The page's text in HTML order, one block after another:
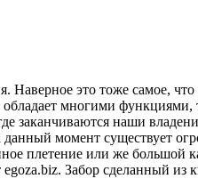
Наверное это тоже самое, что
многими функциями,
заканчиваются наши
данный момент существует
плетение или же большой
Забор сделанный из